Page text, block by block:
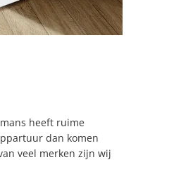
heeft ruime
dan komen
veel merken zijn wij